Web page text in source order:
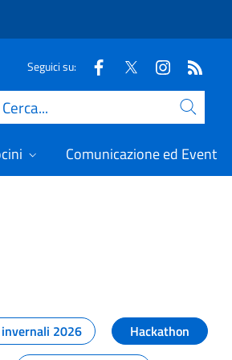
Seguici su:
Cerca
Comunicazione ed Eventi
2026
Hackathon